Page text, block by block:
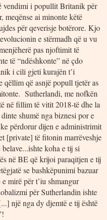
vendimi i popullit Britanik për
meqënse ai minonte këtë
për qeverisje botërore. Kjo
e stërmadh që u vu
pas njoftimit të
të “ndëshkonte” në çdo
i cili gjeti kurajën t’i
që asnjë popull tjetër as
Sutherlandi, me nofkën
në fillim të vitit 2018-të dhe la
shumë nga biznesi por e
përdorur dijen e administrimit
[private] të fitonin marrëveshje
koha e tij si
në BE që krijoi paraqitjen e tij
se bashkëpunimi bazuar
mirë për t’iu shmangur
për Sutherlandin ishte
një nga dy djemtë e tij është